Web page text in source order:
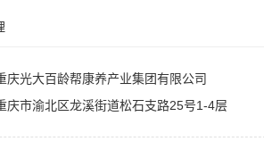
庆光大百龄帮康养产业集团有限公司
庆市渝北区龙溪街道松石支路25号1-4层